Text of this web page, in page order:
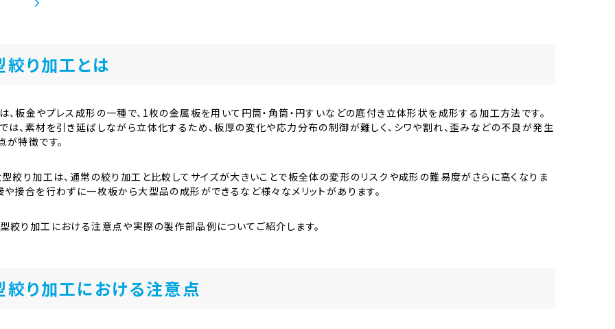
絞り加工とは
、板金やプレス成形の一種で、1枚の金属板を用いて円筒・角筒・円すいなどの底付き立体形状を成形する加工方法です。
は、素材を引き延ばしながら立体化するため、板厚の変化や応力分布の制御が難しく、シワや割れ、歪みなどの不良が発生
が特徴です。
型絞り加工は、通常の絞り加工と比較してサイズが大きいことで板全体の変形のリスクや成形の難易度がさらに高くなりま
や接合を行わずに一枚板から大型品の成形ができるなど様々なメリットがあります。
絞り加工における注意点や実際の製作部品例についてご紹介します。
絞り加工における注意点